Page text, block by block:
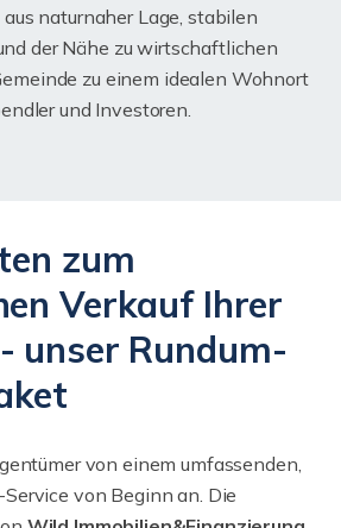
naturnaher Lage, stabilen
der Nähe zu wirtschaftlichen
zu einem idealen Wohnort
und Investoren.
zum
Verkauf Ihrer
unser Rundum-
von einem umfassenden,
von Beginn an. Die